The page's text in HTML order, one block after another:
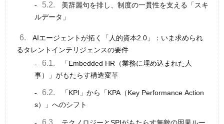
5.2.
美辞麗句を排し、制度の一貫性を支える「スキ
ルデータ」
6.
AIエージェントが拓く「人的資本2.0」：いま求められ
るタレントインテリジェンスの要件
6.1.
「Embedded HR（業務に埋め込まれた人
事）」がもたらす構造変革
6.2.
「KPI」から「KPA（Key Performance Action
s）」へのシフト
6.3.
テクノロジーとSPIがもたらす無敵の因果ルー